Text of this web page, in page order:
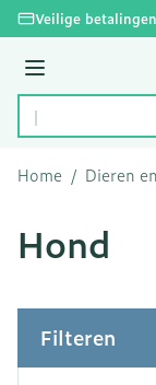
Ga naar de inhoud
Veilige betalingen
Menu
Product, merk,
Home / Dieren
Hond
Filteren